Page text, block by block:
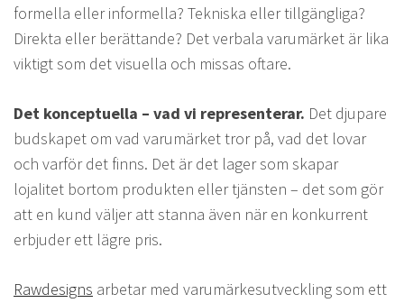
formella eller informella? Tekniska eller tillgängliga?
Direkta eller berättande? Det verbala varumärket är lika
viktigt som det visuella och missas oftare.
Det konceptuella – vad vi representerar. Det djupare
budskapet om vad varumärket tror på, vad det lovar
och varför det finns. Det är det lager som skapar
lojalitet bortom produkten eller tjänsten – det som gör
att en kund väljer att stanna även när en konkurrent
erbjuder ett lägre pris.
Rawdesigns arbetar med varumärkesutveckling som ett